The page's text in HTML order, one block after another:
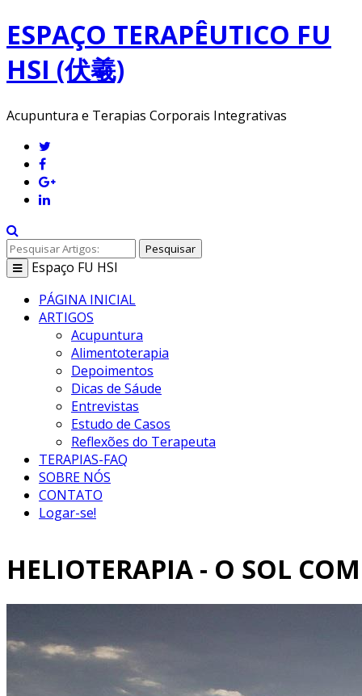
ESPAÇO TERAPÊUTICO FU
HSI (伏羲)
Acupuntura e Terapias Corporais Integrativas
Pesquisar
Toggle
navigation
Espaço FU HSI
PÁGINA INICIAL
ARTIGOS
Acupuntura
Alimentoterapia
Depoimentos
Dicas de Sáude
Entrevistas
Estudo de Casos
Reflexões do Terapeuta
TERAPIAS-FAQ
SOBRE NÓS
CONTATO
Logar-se!
HELIOTERAPIA - O SOL